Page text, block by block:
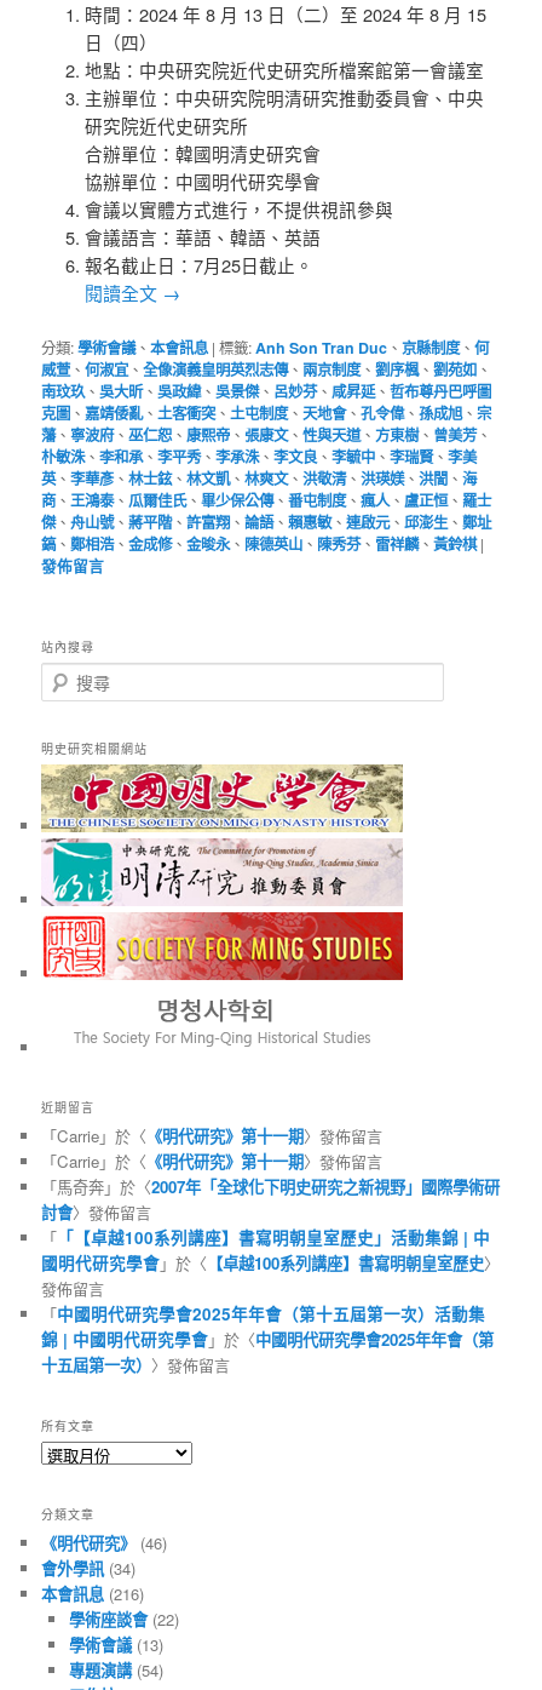
時間：2024 年 8 月 13 日（二）至 2024 年 8 月 15
日（四）
地點：中央研究院近代史研究所檔案館第一會議室
主辦單位：中央研究院明清研究推動委員會、中央
研究院近代史研究所
合辦單位：韓國明清史研究會
協辦單位：中國明代研究學會
會議以實體方式進行，不提供視訊參與
會議語言：華語、韓語、英語
報名截止日：7月25日截止。
閱讀全文 →
分類:學術會議、本會訊息 |標籤:Anh Son Tran Duc 、京縣制度、何
威萱、何淑宜 、全像演義皇明英烈志傳、兩京制度、劉序楓、劉苑如 、
南玟玖 、吳大昕、吳政緯、吳景傑、 呂妙芬、 咸昇延、哲布尊丹巴呼圖
克圖 、嘉靖倭亂、土客衝突、土屯制度、天地會、孔令偉、孫成旭、宗
藩、寧波府、巫仁恕 、 康熙帝 、張康文、性與天道、方東樹、 曾美芳、
朴敏洙、李和承、李平秀、李承洙、李文良 、李毓中 、李瑞賢、李美
英、李華彥、林士鉉、林文凱、林爽文、洪敬清、洪瑛媄、洪誾 、海
商、王鴻泰、 瓜爾佳氏、畢少保公傳、番屯制度、瘋人 、 盧正恒、羅士
傑、舟山號、蔣平階、許富翔 、論語、賴惠敏、連啟元、邱澎生 、鄭址
鎬、鄭相浩、金成修、金晙永、 陳德英山 、 陳秀芬、 雷祥麟、黃鈴棋 |
發佈留言
站內搜尋
搜
尋
明史研究相關網站
近期留言
「Carrie」於〈 《明代研究》第十一期〉發佈留言
「Carrie」於〈 《明代研究》第十一期〉發佈留言
「馬奇奔」於〈2007年「全球化下明史研究之新視野」國際學術研
討會〉發佈留言
「 「【卓越100系列講座】書寫明朝皇室歷史」活動集錦 | 中
國明代研究學會」於〈 【卓越100系列講座】書寫明朝皇室歷史〉
發佈留言
「中國明代研究學會2025年年會（第十五屆第一次）活動集
錦 | 中國明代研究學會」於〈中國明代研究學會2025年年會（第
十五屆第一次） 〉發佈留言
所有文章
所
章
分類文章
《明代研究》 (46)
會外學訊(34)
本會訊息 (216)
學術座談會(22)
學術會議(13)
專題演講(54)